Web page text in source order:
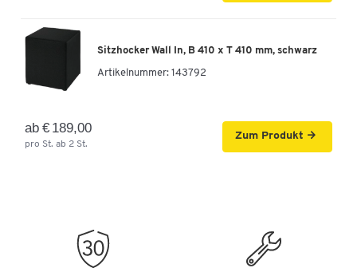
Sitzhocker Wall In, B 410 x T 410 mm, schwarz
Artikelnummer: 143792
ab € 189,00
pro St. ab 2 St.
Zum Produkt